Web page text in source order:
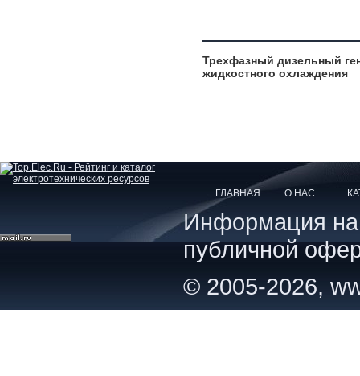
Трехфазный дизельный
жидкостного охлаждения
ГЛАВНАЯ О НАС
Информация на
публичной
© 2005-2026,